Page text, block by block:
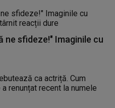
ne sfideze!" Imaginile cu